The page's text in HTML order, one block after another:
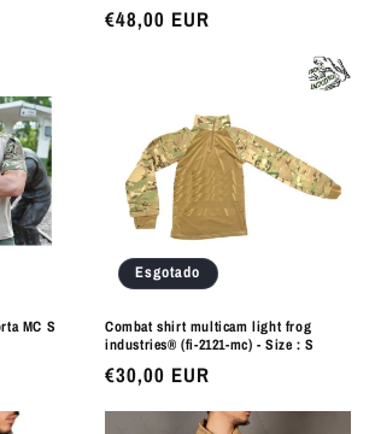
Preço
€48,00 EUR
MC S
Esgotado
Combat shirt multicam light frog
industries® (fi-2121-mc) - Size : S
Preço
€30,00 EUR